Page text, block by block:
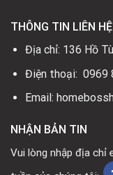
THÔNG TIN LIÊN HỆ
Địa chỉ: 136 Hồ
Điện thoại: 0969
Email:
NHẬN BẢN TIN
Vui lòng nhập địa chỉ